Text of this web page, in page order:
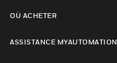
OÙ ACHETER
ASSISTANCE MYAUTOMATION